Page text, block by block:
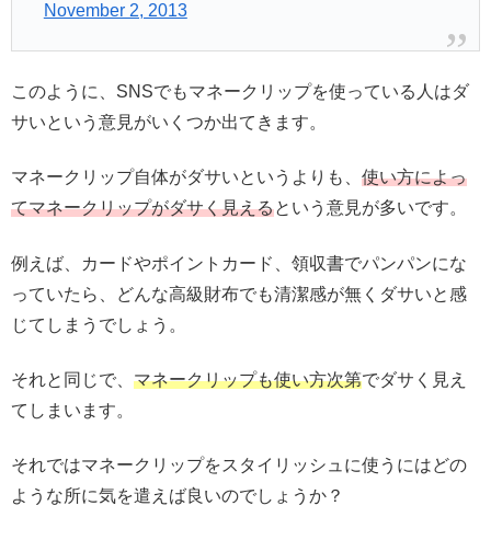
November 2, 2013
このように、SNSでもマネークリップを使っている人はダ
サいという意見がいくつか出てきます。
マネークリップ自体がダサいというよりも、 使い方によっ
てマネークリップがダサく見えるという意見が多いです。
例えば、カードやポイントカード、領収書でパンパンにな
っていたら、どんな高級財布でも清潔感が無くダサいと感
じてしまうでしょう。
それと同じで、 マネークリップも使い方次第でダサく見え
てしまいます。
それではマネークリップをスタイリッシュに使うにはどの
ような所に気を遣えば良いのでしょうか？